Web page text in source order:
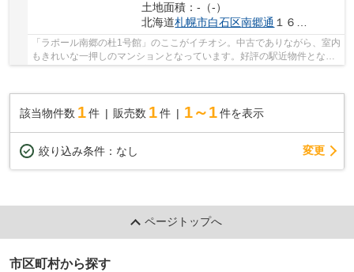
土地面積：-（-）
北海道札幌市白石区南郷通 １６丁目南1-1
「ラポール南郷の杜1号館」のここがイチオシ。中古でありながら、室内
もきれいな一押しのマンションとなっています。好評の駅近物件となっ
該当物件数 1件 販売数 1 件 1～1 件を表示
絞り込み条件： なし 変更
ページトップへ
市区町村から探す